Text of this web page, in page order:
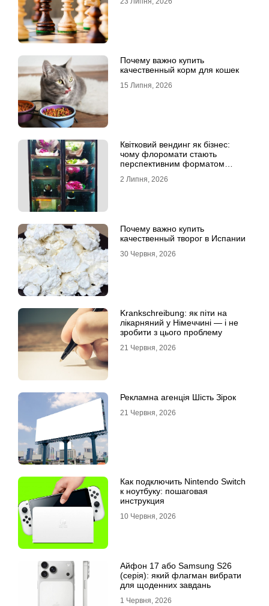
Почему важно купить
качественный корм для кошек
15 Липня, 2026
Квітковий вендинг як бізнес:
чому флоромати стають
перспективним форматом
2 Липня, 2026
Почему важно купить
качественный творог в Испании
30 Червня, 2026
Krankschreibung: як піти на
лікарняний у Німеччині — і не
зробити з цього проблему
21 Червня, 2026
Рекламна агенція Шість Зірок
21 Червня, 2026
Как подключить Nintendo Switch
к ноутбуку: пошаговая
инструкция
10 Червня, 2026
Айфон 17 або Samsung S26
(серія): який флагман вибрати
для щоденних завдань
1 Червня, 2026